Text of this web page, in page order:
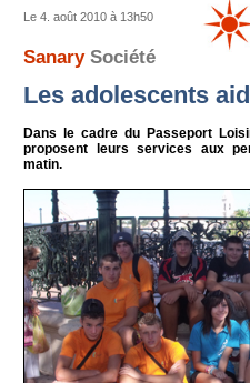
Le 4. août 2010 à 13h50
SanarySociété
Les adolescents
Dans le cadre du Passeport
proposent leurs services aux
matin.